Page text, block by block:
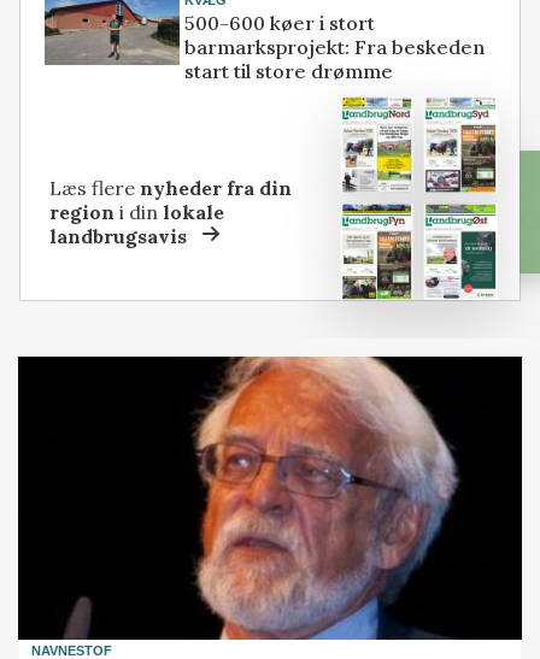
500-600 køer i stort
barmarksprojekt: Fra beskeden
start til store drømme
Læs flere nyheder fra din
region i dinlokale
landbrugsavis
NAVNESTOF